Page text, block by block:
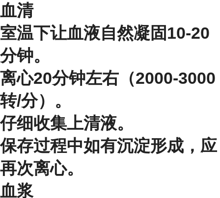
血清
室温下让血液自然凝固10-20
分钟。
离心20分钟左右（2000-3000
转/分）。
仔细收集上清液。
保存过程中如有沉淀形成，应
再次离心。
血浆